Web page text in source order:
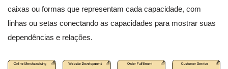
caixas ou formas que representam cada capacidade, com
linhas ou setas conectando as capacidades para mostrar suas
dependências e relações.